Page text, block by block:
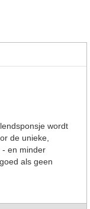
wordt
de unieke,
- en minder
als geen